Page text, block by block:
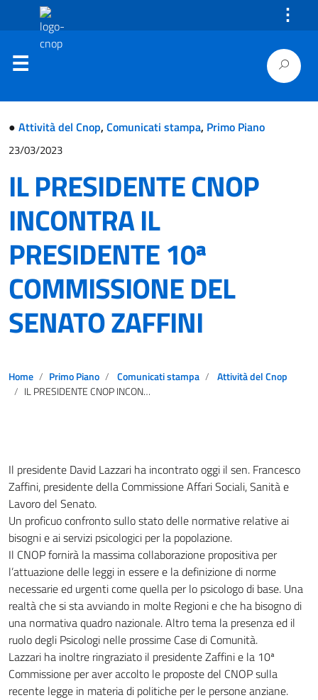
⋮
● Attività del Cnop, Comunicati stampa, Primo Piano
23/03/2023
IL PRESIDENTE CNOP
INCONTRA IL
PRESIDENTE 10ª
COMMISSIONE DEL
SENATO ZAFFINI
Home Primo Piano Comunicati stampa
Attività del Cnop
IL PRESIDENTE CNOP INCONTRA IL PRESIDENTE 10ª COMMISSIONE DEL SENATO ZAFFINI
Il presidente David Lazzari ha incontrato oggi il sen. Francesco
Zaffini, presidente della Commissione Affari Sociali, Sanità e
Lavoro del Senato.
Un proficuo confronto sullo stato delle normative relative ai
bisogni e ai servizi psicologici per la popolazione.
Il CNOP fornirà la massima collaborazione propositiva per
l’attuazione delle leggi in essere e la definizione di norme
necessarie ed urgenti come quella per lo psicologo di base. Una
realtà che si sta avviando in molte Regioni e che ha bisogno di
una normativa quadro nazionale. Altro tema la presenza ed il
ruolo degli Psicologi nelle prossime Case di Comunità.
Lazzari ha inoltre ringraziato il presidente Zaffini e la 10ª
Commissione per aver accolto le proposte del CNOP sulla
recente legge in materia di politiche per le persone anziane.